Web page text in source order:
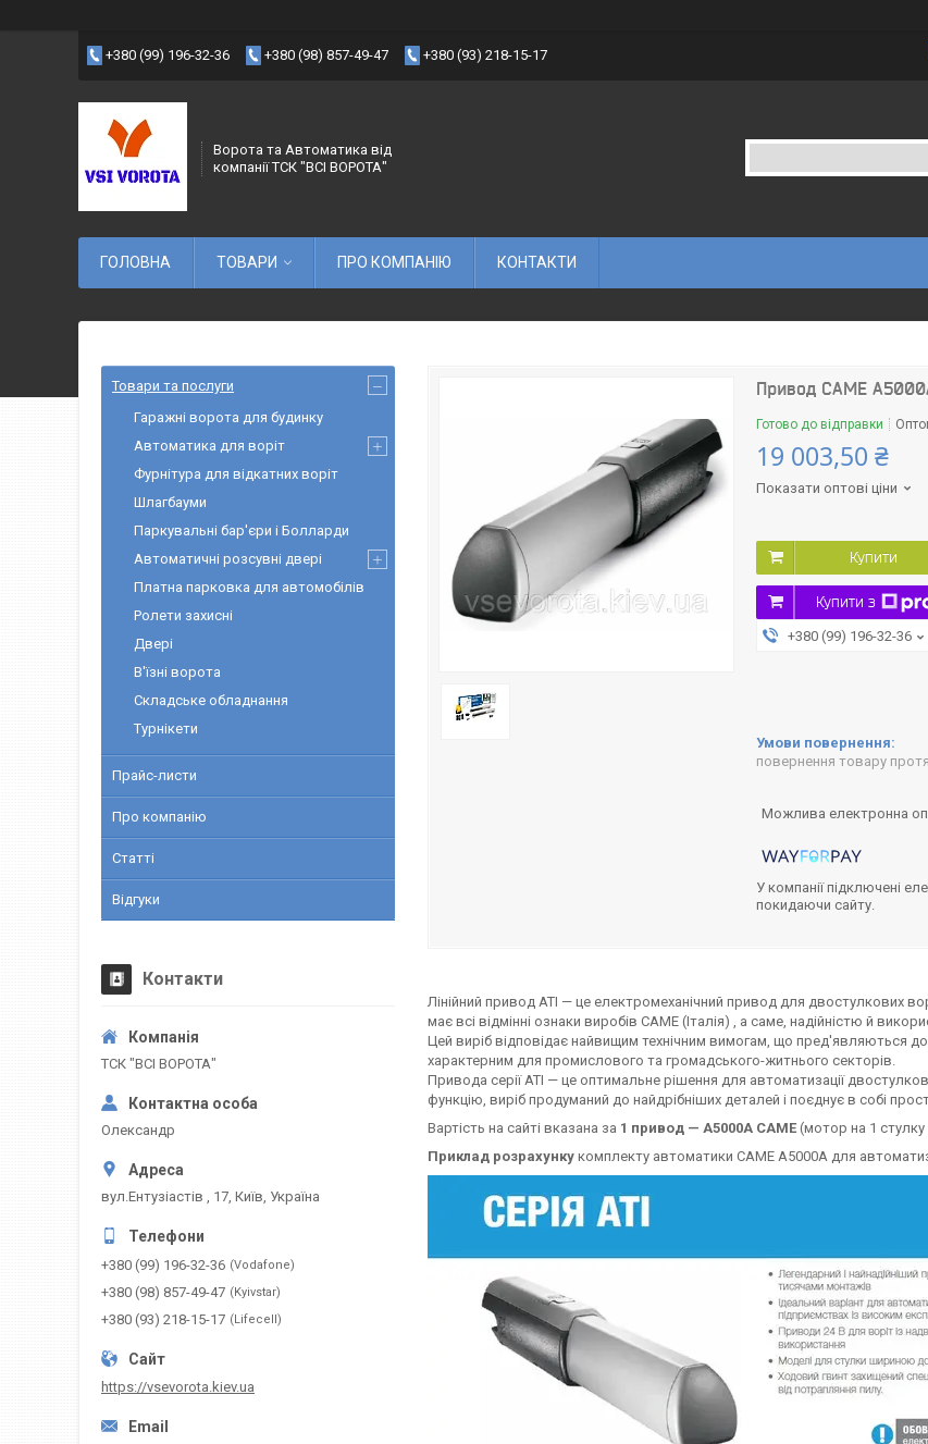
+380 (99) 196-32-36 +380 (98) 857-49-47 +380 (93) 218-15-17
Ворота та Автоматика від
компанії ТСК "ВСІ ВОРОТА"
ГОЛОВНА ТОВАРИ ПРО КОМПАНІЮ КОНТАКТИ
Привод CAME
Готово до відправки
19 003,50 ₴
Показати оптові ціни
Купити
Купити з
+380 (99) 196-32-36
повернення товару
У компанії підключені
покидаючи сайту.
Лінійний привод АТІ — це електромеханічний привод для двостулкових
має всі відмінні ознаки виробів CAME (Італія) , а саме, надійністю й
Цей виріб відповідає найвищим технічним вимогам, що пред'являються
характерним для промислового та громадського-житнього секторів.
Привода серії АТІ — це оптимальне рішення для автоматизації
функцію, виріб продуманий до найдрібніших деталей і поєднує в собі
Вартість на сайті вказана за 1 привод — А5000А САМЕ (мотор на 1 стулку
Приклад розрахунку комплекту автоматики САМЕ А5000А для
Товари та послуги
Гаражні ворота для будинку
Автоматика для воріт
Фурнітура для відкатних воріт
Шлагбауми
Паркувальні бар'єри і Болларди
Автоматичні розсувні двері
Платна парковка для автомобілів
Ролети захисні
Двері
В'їзні ворота
Складське обладнання
Турнікети
Прайс-листи
Про компанію
Статті
Відгуки
Контакти
ТСК "ВСІ ВОРОТА"
Олександр
вул.Ентузіастів , 17, Київ, Україна
+380 (99) 196-32-36 Vodafone
+380 (98) 857-49-47 Kyivstar
+380 (93) 218-15-17 Lifecell
https://vsevorota.kiev.ua